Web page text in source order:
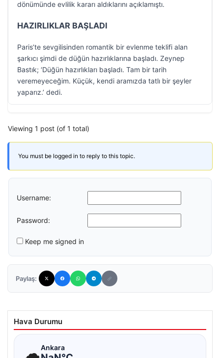
dönümünde evlilik kararı aldıklarını açıklamıştı.
HAZIRLIKLAR BAŞLADI
Paris’te sevgilisinden romantik bir evlenme teklifi alan
şarkıcı şimdi de düğün hazırlıklarına başladı. Zeynep
Bastık; ‘Düğün hazırlıkları başladı. Tam bir tarih
veremeyeceğim. Küçük, kendi aramızda tatlı bir şeyler
yaparız.’ dedi.
Viewing 1 post (of 1 total)
You must be logged in to reply to this topic.
Username:
Password:
Keep me signed in
Paylaş:
Hava Durumu
☁Ankara